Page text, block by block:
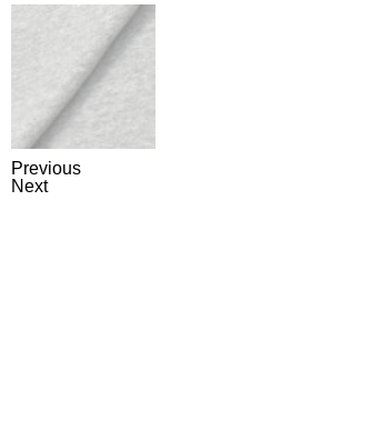
Previous
Next